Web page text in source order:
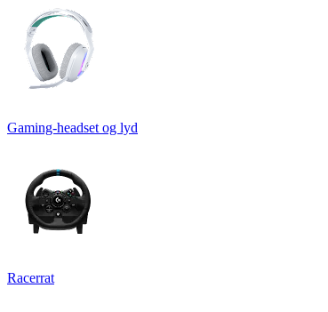
Gaming-headset og lyd
Racerrat